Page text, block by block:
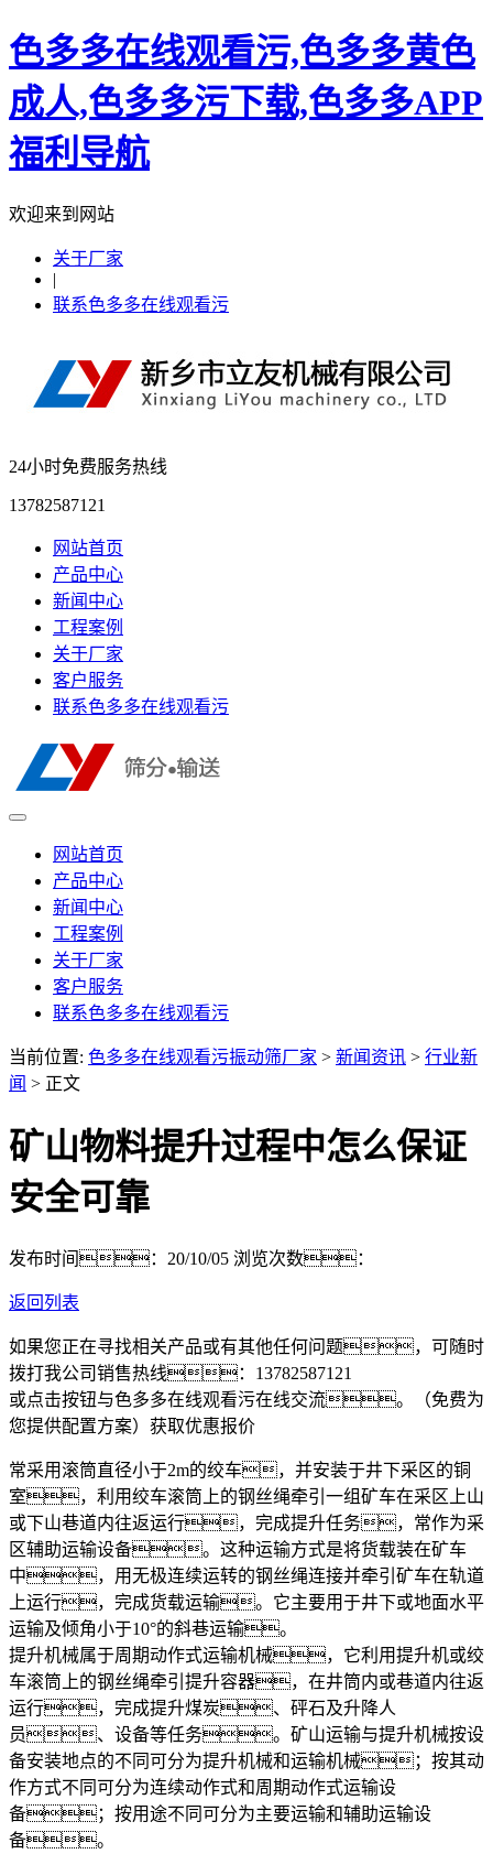
色多多在线观看污,色多多黄色
成人,色多多污下载,色多多APP
福利导航
欢迎来到网站
关于厂家
|
联系色多多在线观看污
24小时免费服务热线
13782587121
网站首页
产品中心
新闻中心
工程案例
关于厂家
客户服务
联系色多多在线观看污
网站首页
产品中心
新闻中心
工程案例
关于厂家
客户服务
联系色多多在线观看污
当前位置: 色多多在线观看污振动筛厂家 > 新闻资讯 > 行业新
闻 > 正文
矿山物料提升过程中怎么保证
安全可靠
发布时间：20/10/05 浏览次数：
返回列表
如果您正在寻找相关产品或有其他任何问题，可随时
拨打我公司销售热线： 13782587121
或点击按钮与色多多在线观看污在线交流。（免费为
您提供配置方案） 获取优惠报价
常采用滚筒直径小于2m的绞车，并安装于井下采区的铜
室，利用绞车滚筒上的钢丝绳牵引一组矿车在采区上山
或下山巷道内往返运行，完成提升任务，常作为采
区辅助运输设备。这种运输方式是将货载装在矿车
中，用无极连续运转的钢丝绳连接并牵引矿车在轨道
上运行，完成货载运输。它主要用于井下或地面水平
运输及倾角小于10°的斜巷运输。
提升机械属于周期动作式运输机械，它利用提升机或绞
车滚筒上的钢丝绳牵引提升容器，在井筒内或巷道内往返
运行，完成提升煤炭、砰石及升降人
员、设备等任务。矿山运输与提升机械按设
备安装地点的不同可分为提升机械和运输机械；按其动
作方式不同可分为连续动作式和周期动作式运输设
备；按用途不同可分为主要运输和辅助运输设
备。